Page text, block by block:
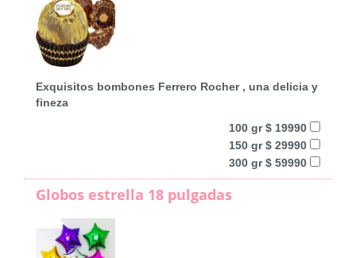
Exquisitos bombones Ferrero Rocher , una delicia y
fineza
100 gr $ 19990
150 gr $ 29990
300 gr $ 59990
Globos estrella 18 pulgadas